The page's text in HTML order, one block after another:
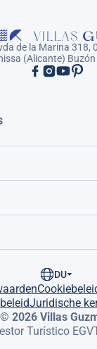
de la Marina 318,
(Alicante)
Juridische
© 2026 Villas
Turístico
DU